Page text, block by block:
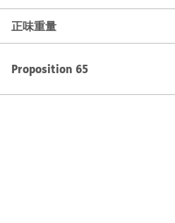
正味重量
Proposition 65